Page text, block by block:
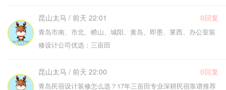
昆山太马 / 前天 22:01 0回复
青岛市南、市北、崂山、城阳、黄岛、即墨、莱西、办公室装
修设计公司优选：三亩田
昆山太马 / 前天 22:00 0回复
青岛民宿设计装修怎么选？17年三亩田专业深耕民宿靠谱推荐